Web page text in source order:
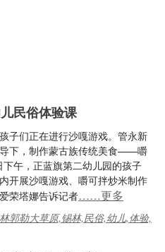
民俗体验课
子们正在进行沙嘎游戏。管永新
下，制作蒙古族传统美食——嚼
午，正蓝旗第二幼儿园的孩子
开展沙嘎游戏、嚼可拌炒米制作
荣塔娜告诉记者……更多
郭勒大草原,锡林,民俗,幼儿,体验,